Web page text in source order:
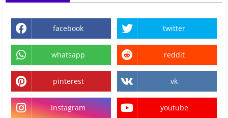
facebook twitter
whatsapp reddit
pinterest vk
instagram youtube